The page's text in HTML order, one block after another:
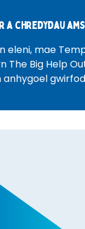
a chredydau
eleni, mae
The Big Help
lles i deithiau
Gredydau
beth sy'n
gallwch chi